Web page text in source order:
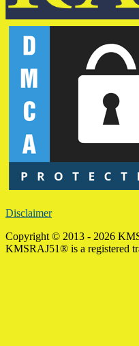
Disclaimer
Copyright © 2013 - 2026
KMSRAJ51® is a registered